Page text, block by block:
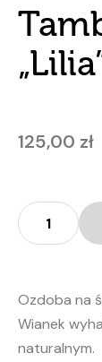
125,00 zł
ilość
Tamborek
"Lilia"
Ozdoba na
Wianek
naturalnym.